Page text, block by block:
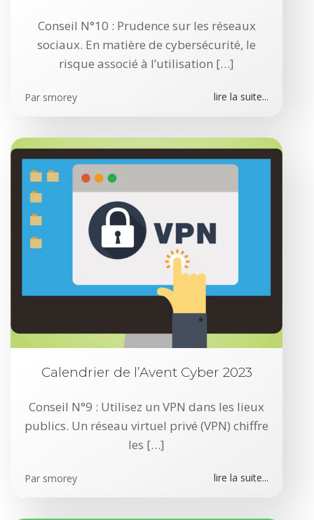
Conseil N°10 : Prudence sur les réseaux
sociaux. En matière de cybersécurité, le
risque associé à l’utilisation […]
Par smorey lire la suite...
Calendrier de l’Avent Cyber 2023
Conseil N°9 : Utilisez un VPN dans les lieux
publics. Un réseau virtuel privé (VPN) chiffre
les […]
Par smorey lire la suite...